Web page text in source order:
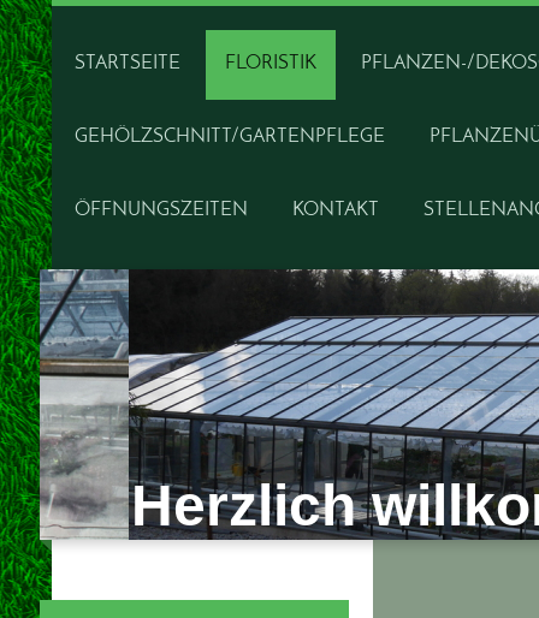
STARTSEITE FLORISTIK PFLANZEN-/
GEHÖLZSCHNITT/GARTENPFLEGE
ÖFFNUNGSZEITEN KONTAKT
Herzlich